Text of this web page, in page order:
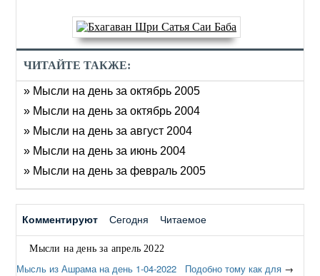
ЧИТАЙТЕ ТАКЖЕ:
» Мысли на день за октябрь 2005
» Мысли на день за октябрь 2004
» Мысли на день за август 2004
» Мысли на день за июнь 2004
» Мысли на день за февраль 2005
Комментируют Сегодня Читаемое
Мысли на день за апрель 2022
Мысль из Ашрама на день 1-04-2022 Подобно тому как для →